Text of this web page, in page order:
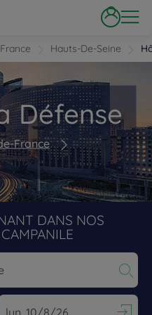
Hauts-De-Seine
Défense
France
DANS NOS